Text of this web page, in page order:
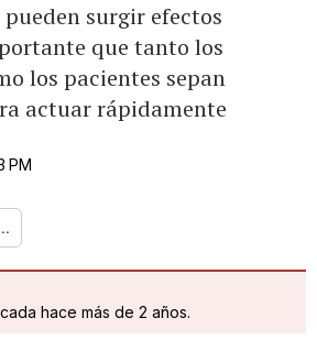
surgir efectos
que tanto los
los pacientes sepan
actuar rápidamente
PM
hace más de 2 años.